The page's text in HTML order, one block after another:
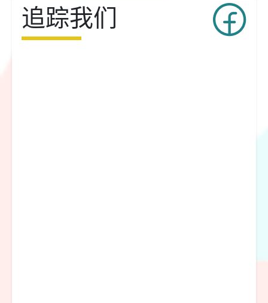
追踪我们